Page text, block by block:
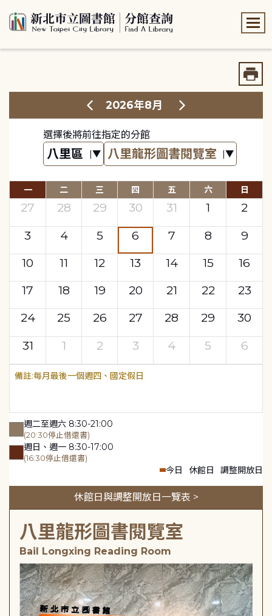
2026年8月
選擇後將前往指定的分館
一 二 三 四 五 六 日
27 28 29 30 31 1
2
3
4 5 6 7 8
9
10
11 12 13 14 15
16
17
18 19 20 21 22
23
24
25 26 27 28 29
30
31
1 2 3 4 5 6
每月最後一個週四、國定假日
週二至週六 8:30-21:00
(20:30停止借還書)
週日、週一 8:30-17:00
(16:30停止借還書)
今日 休館日 調整開放日
休館日與調整開放日一覽表 >
八里龍形圖書閱覽室
Bail Longxing Reading Room